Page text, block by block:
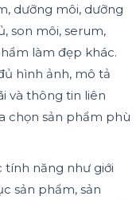
dưỡng môi, dưỡng
son môi, serum,
làm đẹp khác.
hình ảnh, mô tả
và thông tin liên
chọn sản phẩm phù
tính năng như giới
sản phẩm, sản